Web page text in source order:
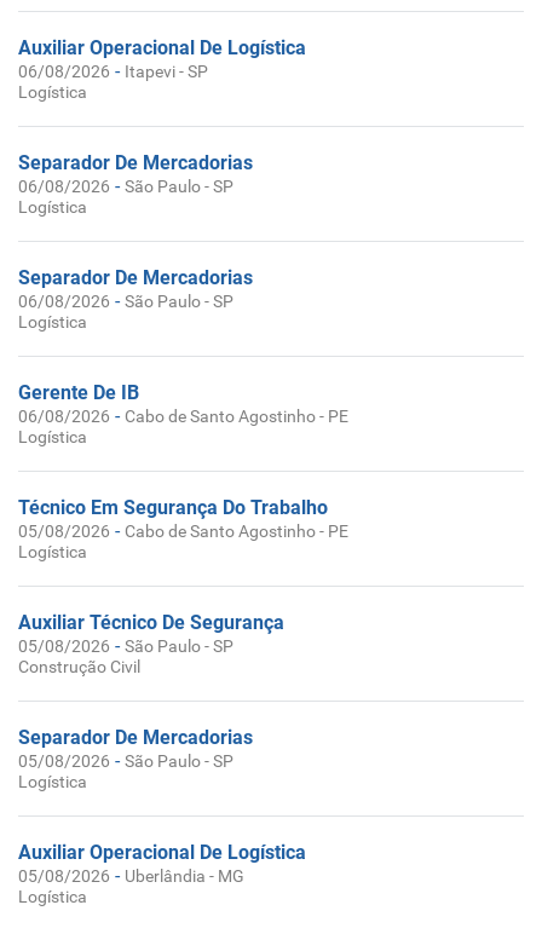
Auxiliar Operacional De Logística
06/08/2026 - Itapevi - SP
Logística
Separador De Mercadorias
06/08/2026 -São Paulo - SP
Logística
Separador De Mercadorias
06/08/2026 -São Paulo - SP
Logística
Gerente De IB
06/08/2026 - Cabo de Santo Agostinho - PE
Logística
Técnico Em Segurança Do Trabalho
05/08/2026 - Cabo de Santo Agostinho - PE
Logística
Auxiliar Técnico De Segurança
05/08/2026 -São Paulo - SP
Construção Civil
Separador De Mercadorias
05/08/2026 -São Paulo - SP
Logística
Auxiliar Operacional De Logística
05/08/2026 - Uberlândia - MG
Logística